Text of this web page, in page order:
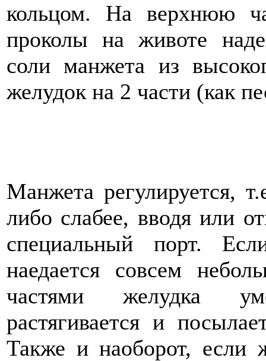
кольцом. На верхнюю
проколы на животе
соли манжета из
желудок на 2 части (как
Манжета регулируется,
либо слабее, вводя или
специальный порт.
наедается совсем
частями желудка
растягивается и
Также и наоборот, если